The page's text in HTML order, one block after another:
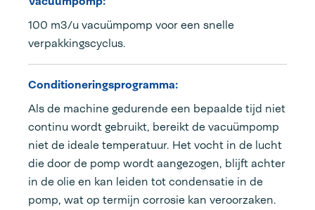
100 m3/u vacuümpomp voor een snelle
verpakkingscyclus.
Conditioneringsprogramma:
Als de machine gedurende een bepaalde tijd niet
continu wordt gebruikt, bereikt de vacuümpomp
niet de ideale temperatuur. Het vocht in de lucht
die door de pomp wordt aangezogen, blijft achter
in de olie en kan leiden tot condensatie in de
pomp, wat op termijn corrosie kan veroorzaken.